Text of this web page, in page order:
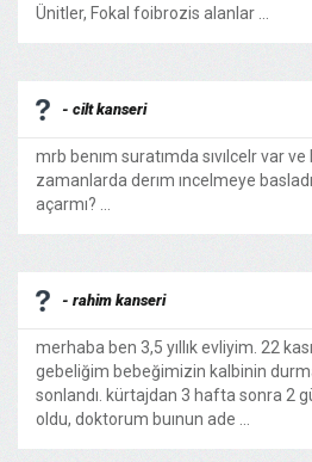
Ünitler, Fokal foibrozis alanlar ...
- cilt kanseri
mrb benım suratımda sıvılcelr var ve
zamanlarda derım ıncelmeye
açarmı? ...
- rahim kanseri
merhaba ben 3,5 yıllık evliyim. 22
gebeliğim bebeğimizin kalbinin
sonlandı. kürtajdan 3 hafta sonra 2
oldu, doktorum buınun ade ...